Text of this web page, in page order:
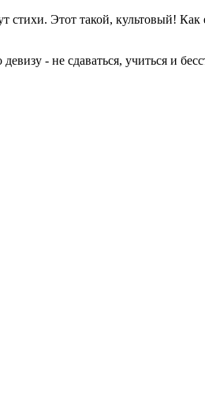
Этот такой, культовый! Как
- не сдаваться, учиться и